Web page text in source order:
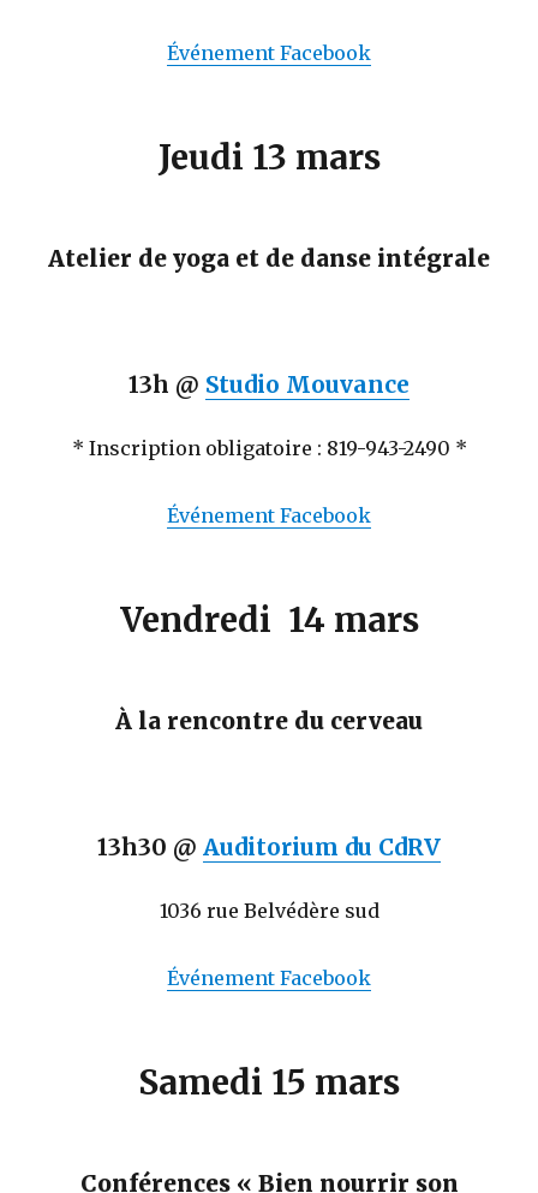
Événement Facebook
Jeudi 13 mars
Atelier de yoga et de danse intégrale
13h @ Studio Mouvance
* Inscription obligatoire : 819-943-2490 *
Événement Facebook
Vendredi 14 mars
À la rencontre du cerveau
13h30 @ Auditorium du CdRV
1036 rue Belvédère sud
Événement Facebook
Samedi 15 mars
Conférences « Bien nourrir son